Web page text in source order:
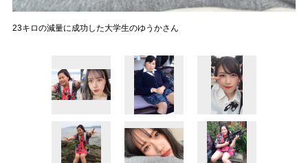
23キロの減量に成功した大学生のゆうかさん